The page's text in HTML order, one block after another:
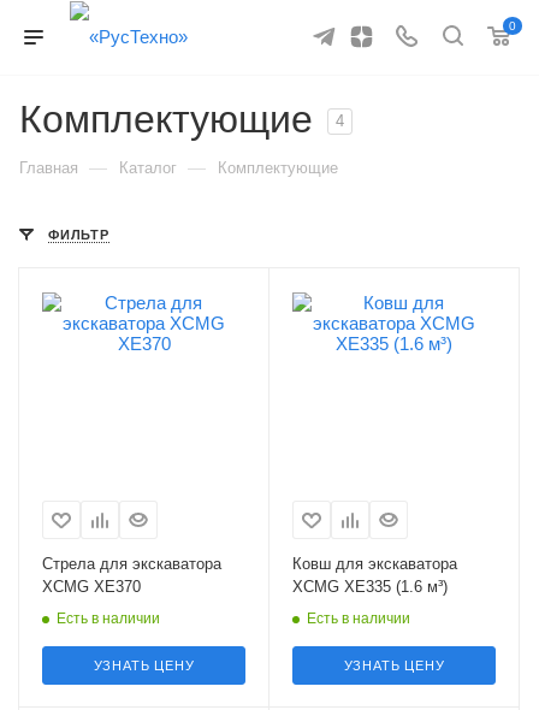
0
Комплектующие 4
Главная — Каталог — Комплектующие
ФИЛЬТР
Стрела для экскаватора
XCMG XE370
Есть в наличии
УЗНАТЬ ЦЕНУ
Ковш для экскаватора
XCMG XE335 (1.6 м³)
Есть в наличии
УЗНАТЬ ЦЕНУ